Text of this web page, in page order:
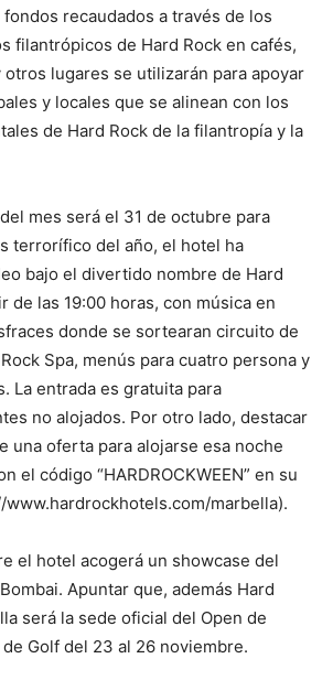
recaudados a través de los
filantrópicos de Hard Rock en cafés,
lugares se utilizarán para apoyar
y locales que se alinean con los
de Hard Rock de la filantropía y la
mes será el 31 de octubre para
terrorífico del año, el hotel ha
bajo el divertido nombre de Hard
de las 19:00 horas, con música en
donde se sortearan circuito de
Spa, menús para cuatro persona y
La entrada es gratuita para
no alojados. Por otro lado, destacar
una oferta para alojarse esa noche
el código “HARDROCKWEEN” en su
marbella).
el hotel acogerá un showcase del
Apuntar que, además Hard
será la sede oficial del Open de
de Golf del 23 al 26 noviembre.